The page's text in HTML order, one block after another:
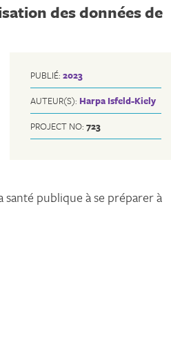
des données de
PUBLIÉ: 2023
AUTEUR(S): Harpa Isfeld-Kiely
PROJECT NO: 723
santé publique à se préparer à